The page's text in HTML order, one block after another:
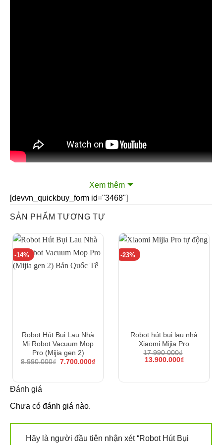
Camera kép thông minh
Camera kép thông minh
Điểm mới khác biệt nhất so với tất cả các phiên bản thế
hệ tiền nhiệm, robot hút bụi lau nhà Xiaomi Roborock S6
Xem thêm
[devvn_quickbuy_form id="3468"]
SẢN PHẨM TƯƠNG TỰ
-14%
Robot Hút Bụi Lau Nhà
Mi Robot Vacuum Mop
Pro (Mijia gen 2)
8.990.000₫ Giá
8.990.000₫.
7.700.000₫Giá
là:
-23%
Robot hút bụi lau nhà
Xiaomi Mijia Pro
17.990.000₫
Giá
17.990.000₫.
13.900.000₫Giá
là:
Đánh giá
Chưa có đánh giá nào.
Hãy là người đầu tiên nhận xét “Robot Hút Bụi